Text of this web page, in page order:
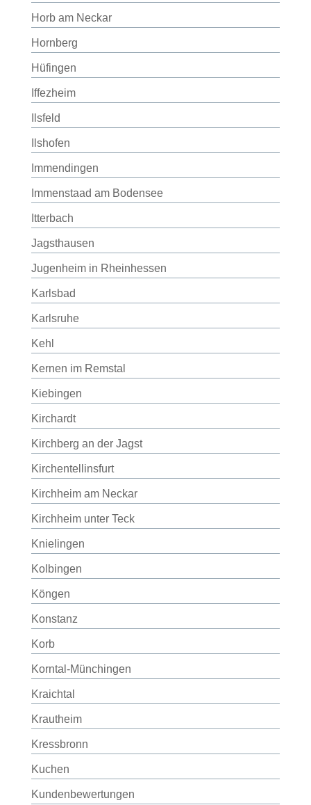
Horb am Neckar
Hornberg
Hüfingen
Iffezheim
Ilsfeld
Ilshofen
Immendingen
Immenstaad am Bodensee
Itterbach
Jagsthausen
Jugenheim in Rheinhessen
Karlsbad
Karlsruhe
Kehl
Kernen im Remstal
Kiebingen
Kirchardt
Kirchberg an der Jagst
Kirchentellinsfurt
Kirchheim am Neckar
Kirchheim unter Teck
Knielingen
Kolbingen
Köngen
Konstanz
Korb
Korntal-Münchingen
Kraichtal
Krautheim
Kressbronn
Kuchen
Kundenbewertungen